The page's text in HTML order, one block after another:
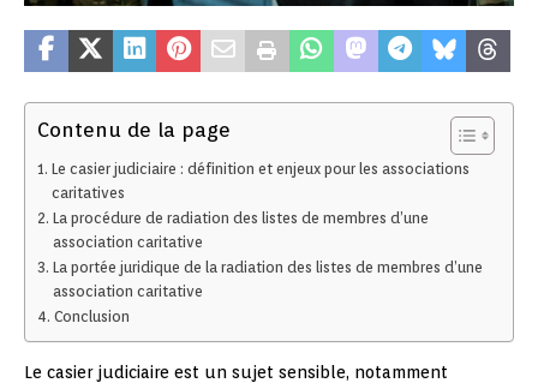
Contenu de la page
Le casier judiciaire : définition et enjeux pour les associations
caritatives
La procédure de radiation des listes de membres d’une
association caritative
La portée juridique de la radiation des listes de membres d’une
association caritative
Conclusion
Le casier judiciaire est un sujet sensible, notamment